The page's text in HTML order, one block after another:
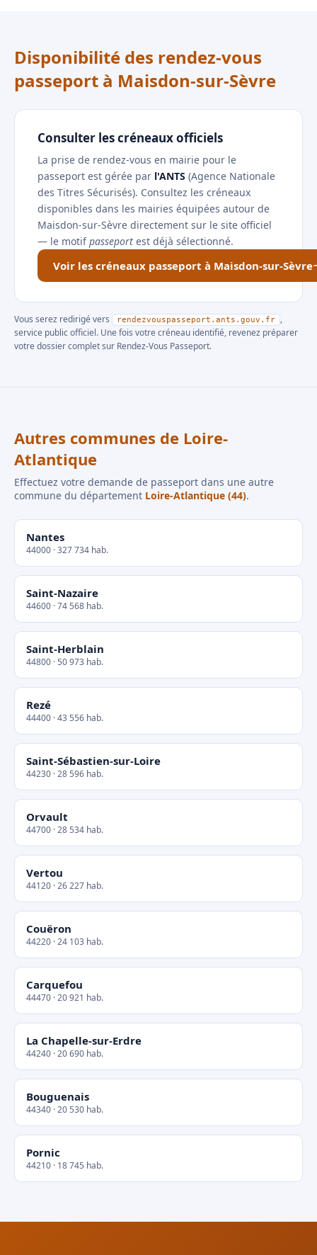
Disponibilité des rendez-vous
passeport à Maisdon-sur-Sèvre
Consulter les créneaux officiels
La prise de rendez-vous en mairie pour le
passeport est gérée par l'ANTS (Agence Nationale
des Titres Sécurisés). Consultez les créneaux
disponibles dans les mairies équipées autour de
Maisdon-sur-Sèvre directement sur le site officiel
— le motifpasseport est déjà sélectionné.
Voir les créneaux passeport à Maisdon-sur-Sèvre
Vous serez redirigé vers rendezvouspasseport.ants.gouv.fr
,
service public officiel. Une fois votre créneau identifié, revenez préparer
votre dossier complet sur Rendez-Vous Passeport.
Autres communes de Loire-
Atlantique
Effectuez votre demande de passeport dans une autre
commune du département Loire-Atlantique (44).
Nantes
44000 · 327 734 hab.
Saint-Nazaire
44600 · 74 568 hab.
Saint-Herblain
44800 · 50 973 hab.
Rezé
44400 · 43 556 hab.
Saint-Sébastien-sur-Loire
44230 · 28 596 hab.
Orvault
44700 · 28 534 hab.
Vertou
44120 · 26 227 hab.
Couëron
44220 · 24 103 hab.
Carquefou
44470 · 20 921 hab.
La Chapelle-sur-Erdre
44240 · 20 690 hab.
Bouguenais
44340 · 20 530 hab.
Pornic
44210 · 18 745 hab.